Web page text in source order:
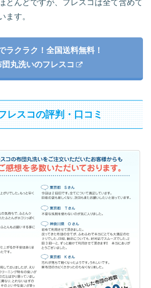
とんどですが、フレスコは全て含めて
ます。
ラクラク！全国送料無料！
団丸洗いのフレスコ
レスコの評判・口コミ